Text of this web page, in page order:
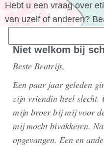
Hebt u een vraag over
van uzelf of anderen?
naar:Niet welkom bij
Beste Beatrijs,
Een paar jaar geleden
zijn vriendin heel slecht.
mijn broer bij mij voor
mij mocht bivakkeren.
opgevangen. Een en